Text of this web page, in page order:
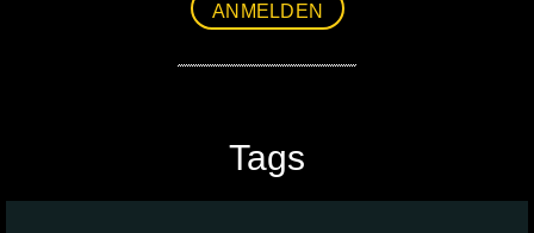
ANMELDEN
Tags